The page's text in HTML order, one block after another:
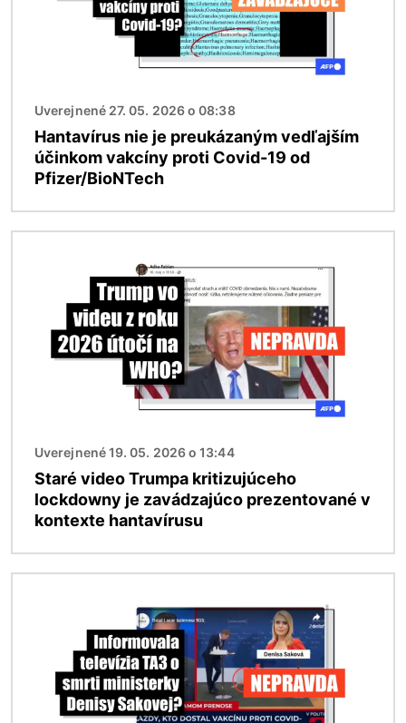
Uverejnené 27. 05. 2026 o 08:38
Hantavírus nie je preukázaným vedľajším
účinkom vakcíny proti Covid-19 od
Pfizer/BioNTech
Uverejnené 19. 05. 2026 o 13:44
Staré video Trumpa kritizujúceho
lockdowny je zavádzajúco prezentované v
kontexte hantavírusu